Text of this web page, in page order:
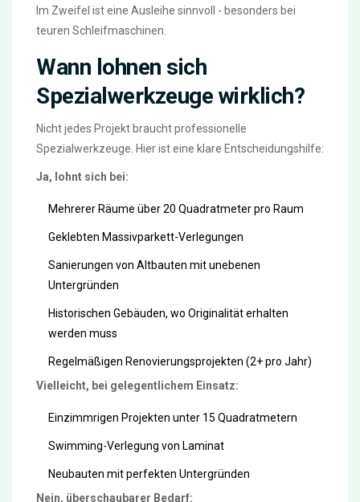
Im Zweifel ist eine Ausleihe sinnvoll - besonders bei
teuren Schleifmaschinen.
Wann lohnen sich
Spezialwerkzeuge wirklich?
Nicht jedes Projekt braucht professionelle
Spezialwerkzeuge. Hier ist eine klare Entscheidungshilfe:
Ja, lohnt sich bei:
Mehrerer Räume über 20 Quadratmeter pro Raum
Geklebten Massivparkett-Verlegungen
Sanierungen von Altbauten mit unebenen
Untergründen
Historischen Gebäuden, wo Originalität erhalten
werden muss
Regelmäßigen Renovierungsprojekten (2+ pro Jahr)
Vielleicht, bei gelegentlichem Einsatz:
Einzimmrigen Projekten unter 15 Quadratmetern
Swimming-Verlegung von Laminat
Neubauten mit perfekten Untergründen
Nein, überschaubarer Bedarf: